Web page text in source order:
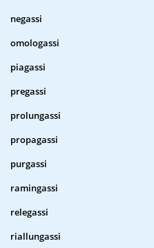
negassi
omologassi
piagassi
pregassi
prolungassi
propagassi
purgassi
ramingassi
relegassi
riallungassi